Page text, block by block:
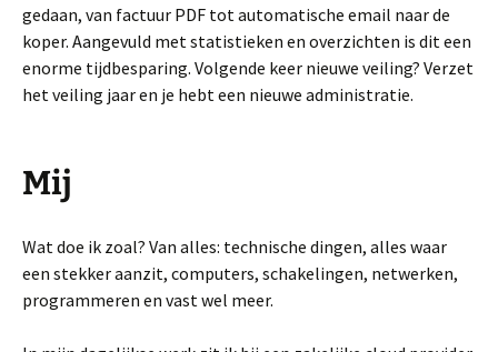
gedaan, van factuur PDF tot automatische email naar de
koper. Aangevuld met statistieken en overzichten is dit een
enorme tijdbesparing. Volgende keer nieuwe veiling? Verzet
het veiling jaar en je hebt een nieuwe administratie.
Mij
Wat doe ik zoal? Van alles: technische dingen, alles waar
een stekker aanzit, computers, schakelingen, netwerken,
programmeren en vast wel meer.